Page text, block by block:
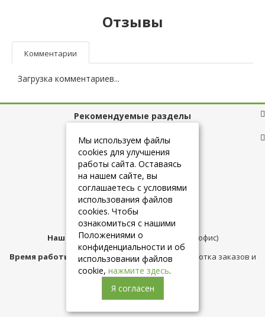
Отзывы
Комментарии
Загрузка комментариев...
Рекомендуемые разделы
Полезные ссылки
+7 (925) 084-10-60
Наш адрес:Москва,ул.Плещеева д.12 (офис)
Время работы магазина:с 10:00 до 21:00 (обработка заказов и
консультация)
Мы используем файлы
cookies для улучшения
работы сайта. Оставаясь
на нашем сайте, вы
соглашаетесь с условиями
использования файлов
cookies. Чтобы
ознакомиться с нашими
Положениями о
конфиденциальности и об
использовании файлов
cookie, нажмите здесь.
Я согласен